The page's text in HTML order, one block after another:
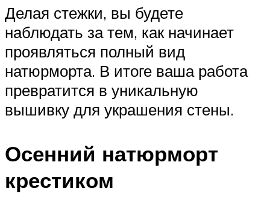
Делая стежки, вы будете
наблюдать за тем, как начинает
проявляться полный вид
натюрморта. В итоге ваша работа
превратится в уникальную
вышивку для украшения стены.
Осенний натюрморт
крестиком